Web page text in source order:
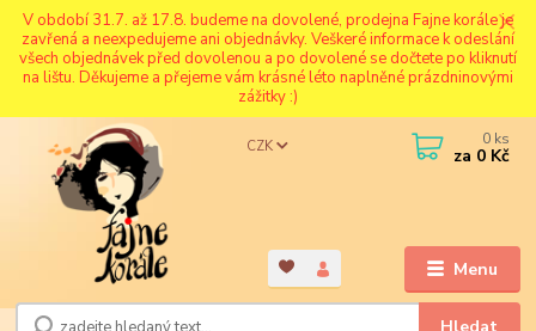
V období 31.7. až 17.8. budeme na dovolené, prodejna Fajne korále je
zavřená a neexpedujeme ani objednávky. Veškeré informace k odeslání
všech objednávek před dovolenou a po dovolené se dočtete po kliknutí
na lištu. Děkujeme a přejeme vám krásné léto naplněné prázdninovými
zážitky :)
Menu
CZK 0 ks
za 0 Kč